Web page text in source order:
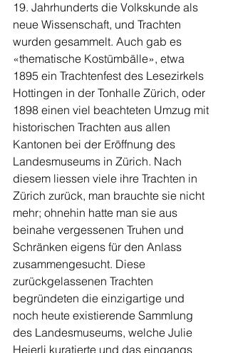
19. Jahrhunderts die Volkskunde als
neue Wissenschaft, und Trachten
wurden gesammelt. Auch gab es
«thematische Kostümbälle», etwa
1895 ein Trachtenfest des Lesezirkels
Hottingen in der Tonhalle Zürich, oder
1898 einen viel beachteten Umzug mit
historischen Trachten aus allen
Kantonen bei der Eröffnung des
Landesmuseums in Zürich. Nach
diesem liessen viele ihre Trachten in
Zürich zurück, man brauchte sie nicht
mehr; ohnehin hatte man sie aus
beinahe vergessenen Truhen und
Schränken eigens für den Anlass
zusammengesucht. Diese
zurückgelassenen Trachten
begründeten die einzigartige und
noch heute existierende Sammlung
des Landesmuseums, welche Julie
Heierli kuratierte und das eingangs